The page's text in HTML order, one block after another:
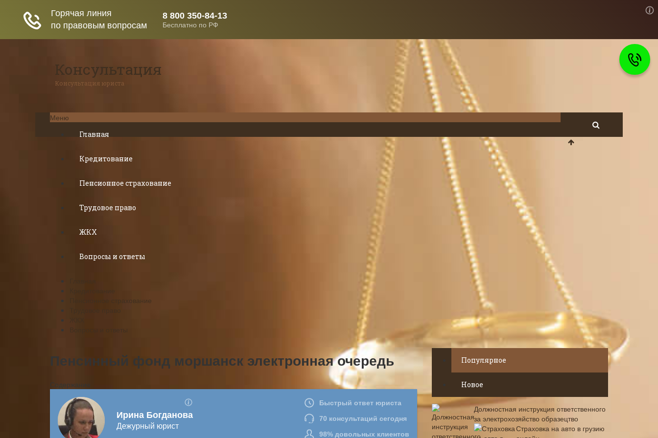
Консультация
Консультация юриста
Меню
Главная
Кредитование
Пенсионное страхование
Трудовое право
ЖКХ
Вопросы и ответы
Пенсионное страхование
Пенсинный фонд моршанск электронная очередь
Содержание
Популярное
Новое
Должностная инструкция ответственного
за электрохозяйство образецтво
Страховка на авто в грузию